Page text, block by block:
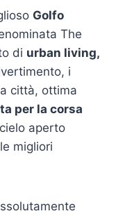
Golfo
The
di urban living,
i
città, ottima
per la corsa
aperto
migliori